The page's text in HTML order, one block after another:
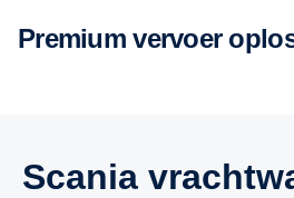
Premium vervoer
Scania